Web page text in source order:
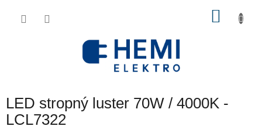
LED stropný luster 70W / 4000K -
LCL7322